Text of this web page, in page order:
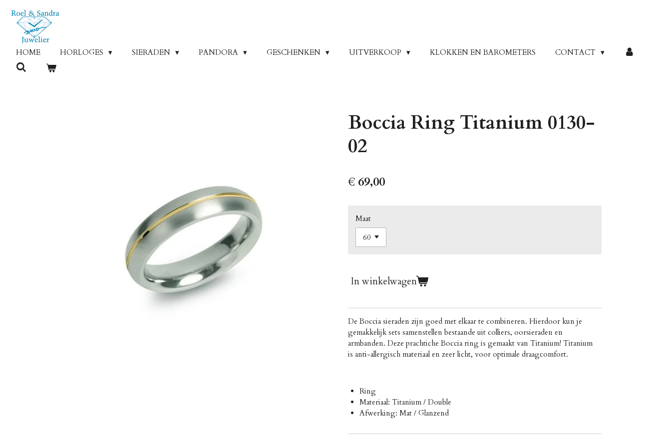
Ga
direct
hoofdinhoud
HOME HORLOGES SIERADEN PANDORA GESCHENKEN UITVERKOOP KLOKKEN EN BAROMETERS CONTACT
Boccia Ring Titanium 0130-
02
€ 69,00
Maat
In winkelwagen
De Boccia sieraden zijn goed met elkaar te combineren. Hierdoor kun je
gemakkelijk sets samenstellen bestaande uit colliers, oorsieraden en
armbanden. Deze prachtiche Boccia ring is gemaakt van Titanium! Titanium
is anti-allergisch materiaal en zeer licht, voor optimale draagcomfort.
Ring
Materiaal: Titanium / Double
Afwerking: Mat / Glanzend